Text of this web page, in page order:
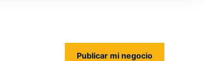
Publicar mi negocio